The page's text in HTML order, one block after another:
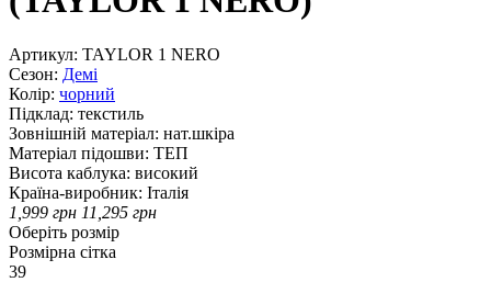
Артикул: TAYLOR 1 NERO
Сезон: Демі
Колір: чорний
Підклад: текстиль
Зовнішній матеріал: нат.шкіра
Матеріал підошви: ТЕП
Висота каблука: високий
Країна-виробник: Італія
1,999 грн 11,295 грн
Оберіть розмір
Розмірна сітка
39